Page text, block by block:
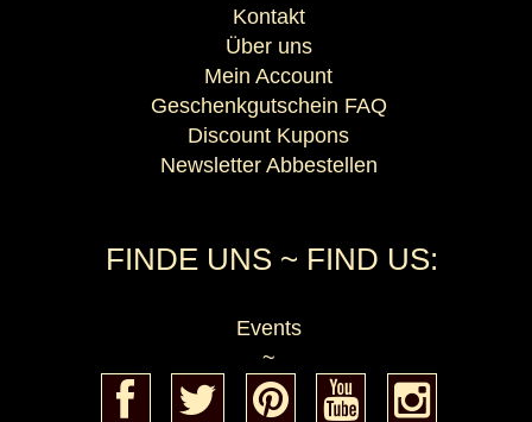
Kontakt
Über uns
Mein Account
Geschenkgutschein FAQ
Discount Kupons
Newsletter Abbestellen
FINDE UNS ~ FIND US:
Events
~